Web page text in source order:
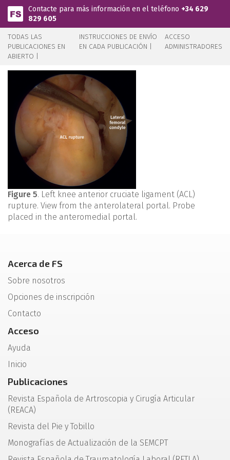
Pasar al contenido principal
Contacte para más información en el teléfono +34 629
829 605
TODAS LAS
PUBLICACIONES EN
ABIERTO |
INSTRUCCIONES DE ENVÍO
EN CADA PUBLICACIÓN |
ACCESO
ADMINISTRADORES
Figure 5. Left knee anterior cruciate ligament (ACL)
rupture. View from the anterolateral portal. Probe
placed in the anteromedial portal.
Acerca de FS
Sobre nosotros
Opciones de inscripción
Contacto
Acceso
Ayuda
Inicio
Publicaciones
Revista Española de Artroscopia y Cirugía Articular
(REACA)
Revista del Pie y Tobillo
Monografías de Actualización de la SEMCPT